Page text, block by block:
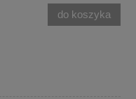
do koszyka